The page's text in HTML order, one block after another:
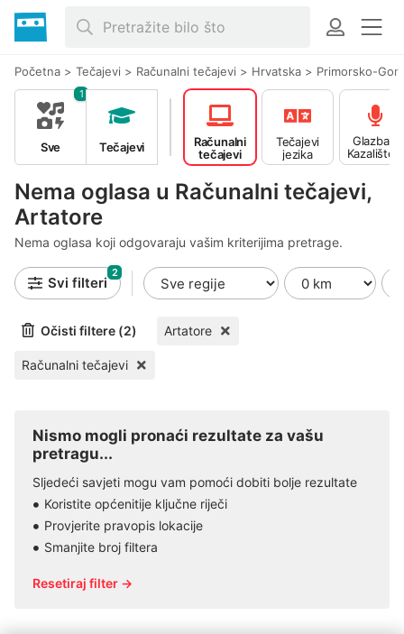
Početna > Tečajevi > Računalni tečajevi > Hrvatska > Primorsko-
Nema oglasa u Računalni tečajevi,
Artatore
Nema oglasa koji odgovaraju vašim kriterijima pretrage.
Sve
1
Tečajevi
Računalni
tečajevi
Tečajevi
jezika
Glazba -
Kazalište -
Ples
Svi filteri
2
Očisti filtere (2) Artatore
Računalni tečajevi
Nismo mogli pronaći rezultate za vašu
pretragu...
Sljedeći savjeti mogu vam pomoći dobiti bolje rezultate
Koristite općenitije ključne riječi
Provjerite pravopis lokacije
Smanjite broj filtera
Resetiraj filter →